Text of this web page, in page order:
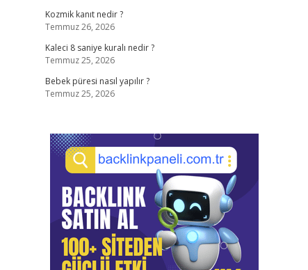
Kozmik kanıt nedir ?
Temmuz 26, 2026
Kaleci 8 saniye kuralı nedir ?
Temmuz 25, 2026
Bebek püresi nasıl yapılır ?
Temmuz 25, 2026